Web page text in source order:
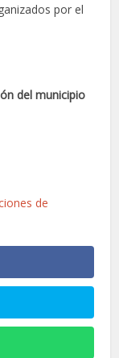
por el
del municipio
de